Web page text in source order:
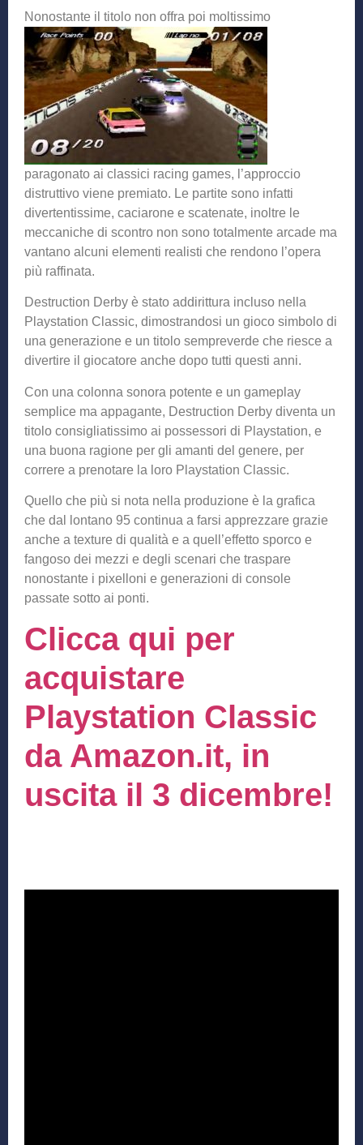
Nonostante il titolo non offra poi moltissimo
paragonato ai classici racing games, l’approccio
distruttivo viene premiato. Le partite sono infatti
divertentissime, caciarone e scatenate, inoltre le
meccaniche di scontro non sono totalmente arcade ma
vantano alcuni elementi realisti che rendono l’opera
più raffinata.
Destruction Derby è stato addirittura incluso nella
Playstation Classic, dimostrandosi un gioco simbolo di
una generazione e un titolo sempreverde che riesce a
divertire il giocatore anche dopo tutti questi anni.
Con una colonna sonora potente e un gameplay
semplice ma appagante, Destruction Derby diventa un
titolo consigliatissimo ai possessori di Playstation, e
una buona ragione per gli amanti del genere, per
correre a prenotare la loro Playstation Classic.
Quello che più si nota nella produzione è la grafica
che dal lontano 95 continua a farsi apprezzare grazie
anche a texture di qualità e a quell’effetto sporco e
fangoso dei mezzi e degli scenari che traspare
nonostante i pixelloni e generazioni di console
passate sotto ai ponti.
Clicca qui per
acquistare
Playstation Classic
da Amazon.it, in
uscita il 3 dicembre!